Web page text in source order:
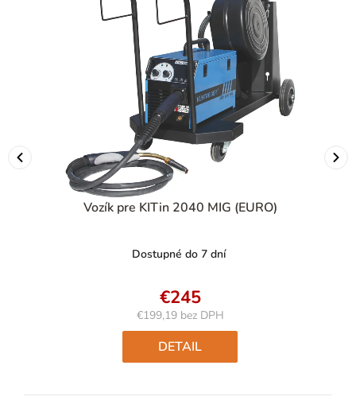
Vozík pre KITin 2040 MIG (EURO)
Dostupné do 7 dní
€245
€199,19 bez DPH
Jednotková
cena:
DETAIL